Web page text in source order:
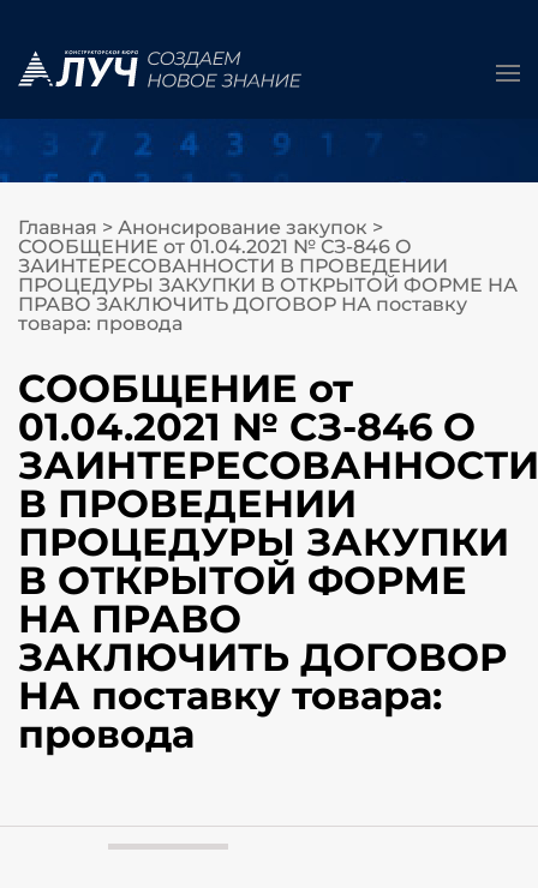
Главная > Анонсирование закупок >
СООБЩЕНИЕ от 01.04.2021 № СЗ-846 О
ЗАИНТЕРЕСОВАННОСТИ В ПРОВЕДЕНИИ
ПРОЦЕДУРЫ ЗАКУПКИ В ОТКРЫТОЙ ФОРМЕ НА
ПРАВО ЗАКЛЮЧИТЬ ДОГОВОР НА поставку
товара: провода
СООБЩЕНИЕ от
01.04.2021 № СЗ-846 О
ЗАИНТЕРЕСОВАННОСТИ
В ПРОВЕДЕНИИ
ПРОЦЕДУРЫ ЗАКУПКИ
В ОТКРЫТОЙ ФОРМЕ
НА ПРАВО
ЗАКЛЮЧИТЬ ДОГОВОР
НА поставку товара:
провода